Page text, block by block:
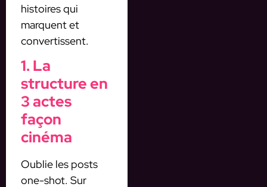
histoires qui
marquent et
convertissent.
1. La
structure en
3 actes
façon
cinéma
Oublie les posts
one-shot. Sur